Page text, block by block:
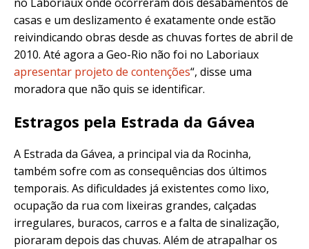
no Laboriaux onde ocorreram dois desabamentos de
casas e um deslizamento é exatamente onde estão
reivindicando obras desde as chuvas fortes de abril de
2010. Até agora a Geo-Rio não foi no Laboriaux
apresentar projeto de contenções“, disse uma
moradora que não quis se identificar.
Estragos pela Estrada da Gávea
A Estrada da Gávea, a principal via da Rocinha,
também sofre com as consequências dos últimos
temporais. As dificuldades já existentes como lixo,
ocupação da rua com lixeiras grandes, calçadas
irregulares, buracos, carros e a falta de sinalização,
pioraram depois das chuvas. Além de atrapalhar os